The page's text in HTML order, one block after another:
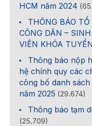
HCM năm 2024
THÔNG BÁO
CÔNG DÂN –
VIÊN KHÓA
Thông báo nộp
hệ chính quy các
công bố danh sách
năm 2025 (29.674)
Thông báo tạm
(25.709)